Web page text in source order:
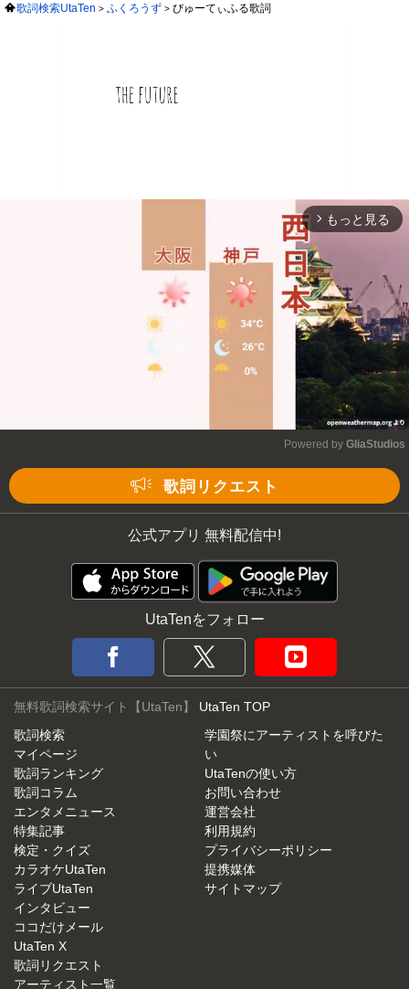
歌詞検索UtaTen ふくろうず びゅーてぃふる歌詞
arrow_forward_ios もっと見る
Powered by GliaStudios
歌詞リクエスト
公式アプリ 無料配信中!
UtaTenをフォロー
無料歌詞検索サイト【UtaTen】 UtaTen TOP
歌詞検索
マイページ
歌詞ランキング
歌詞コラム
エンタメニュース
特集記事
検定・クイズ
カラオケUtaTen
ライブUtaTen
インタビュー
ココだけメール
UtaTen X
歌詞リクエスト
アーティスト一覧
学園祭にアーティストを呼びた
い
UtaTenの使い方
お問い合わせ
運営会社
利用規約
プライバシーポリシー
提携媒体
サイトマップ